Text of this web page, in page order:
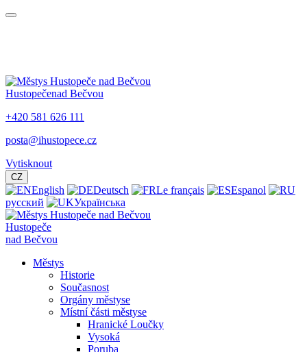
Hustopečenad Bečvou
+420 581 626 111
posta@ihustopece.cz
Vytisknout
CZ
English Deutsch Le français
Espanol
русский
Українська
Hustopeče
nad Bečvou
Městys
Historie
Současnost
Orgány městyse
Místní části městyse
Hranické Loučky
Vysoká
Poruba